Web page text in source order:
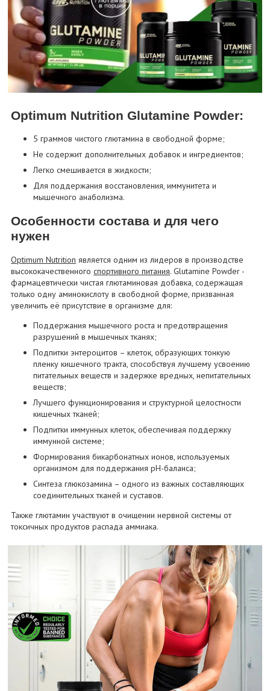
Optimum Nutrition Glutamine Powder:
5 граммов чистого глютамина в свободной форме;
Не содержит дополнительных добавок и ингредиентов;
Легко смешивается в жидкости;
Для поддержания восстановления, иммунитета и
мышечного анаболизма.
Особенности состава и для чего
нужен
Optimum Nutrition является одним из лидеров в производстве
высококачественногоспортивного питания. Glutamine Powder -
фармацевтически чистая глютаминовая добавка, содержащая
только одну аминокислоту в свободной форме, призванная
увеличить её присутствие в организме для:
Поддержания мышечного роста и предотвращения
разрушений в мышечных тканях;
Подпитки энтероцитов – клеток, образующих тонкую
пленку кишечного тракта, способствуя лучшему усвоению
питательных веществ и задержке вредных, непитательных
веществ;
Лучшего функционирования и структурной целостности
кишечных тканей;
Подпитки иммунных клеток, обеспечивая поддержку
иммунной системе;
Формирования бикарбонатных ионов, используемых
организмом для поддержания pH-баланса;
Синтеза глюкозамина – одного из важных составляющих
соединительных тканей и суставов.
Также глютамин участвуют в очищении нервной системы от
токсичных продуктов распада аммиака.